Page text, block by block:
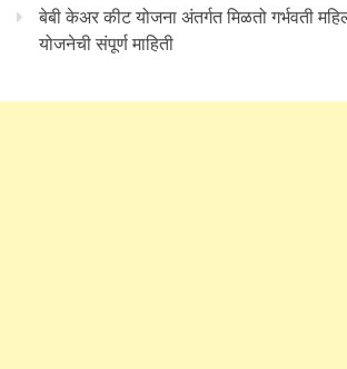
बेबी केअर कीट योजना अंतर्गत मिळतो गर्भवती
योजनेची संपूर्ण माहिती